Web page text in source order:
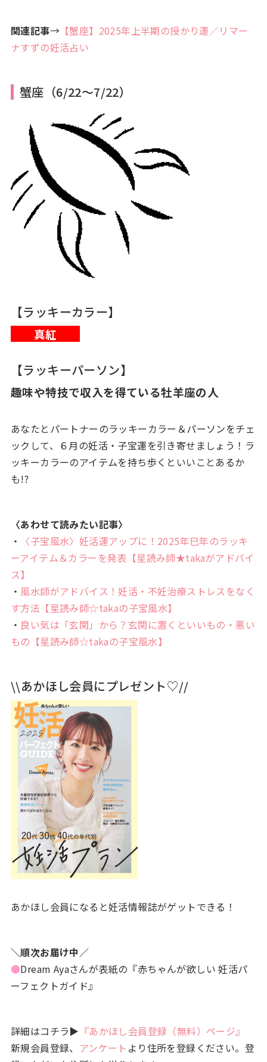
関連記事→【蟹座】2025年上半期の授かり運／リマー
ナすずの妊活占い
蟹座（6/22～7/22）
【ラッキーカラー】
真紅
【ラッキーパーソン】
趣味や特技で収入を得ている牡羊座の人
あなたとパートナーのラッキーカラー＆パーソンをチェ
ックして、６月の妊活・子宝運を引き寄せましょう！ラ
ッキーカラーのアイテムを持ち歩くといいことあるか
も!?
〈あわせて読みたい記事〉
・
〈子宝風水〉妊活運アップに！2025年巳年のラッキ
ーアイテム＆カラーを発表【星読み師★takaがアドバイ
ス】
・ 風水師がアドバイス！妊活・不妊治療ストレスをなく
す方法【星読み師☆takaの子宝風水】
・ 良い気は「玄関」から？玄関に置くといいもの・悪い
もの【星読み師☆takaの子宝風水】
\\あかほし会員にプレゼント♡//
あかほし会員になると妊活情報誌がゲットできる！
＼順次お届け中／
●Dream Ayaさんが表紙の『赤ちゃんが欲しい 妊活パ
ーフェクトガイド』
詳細はコチラ▶ 『あかほし会員登録（無料）ページ』
新規会員登録、 アンケート より住所を登録ください。登